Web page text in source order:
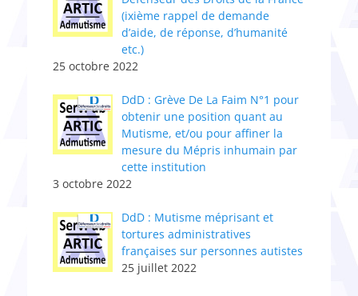
(ixième rappel de demande
d’aide, de réponse, d’humanité
etc.)
25 octobre 2022
DdD : Grève De La Faim N°1 pour
obtenir une position quant au
Mutisme, et/ou pour affiner la
mesure du Mépris inhumain par
cette institution
3 octobre 2022
DdD : Mutisme méprisant et
tortures administratives
françaises sur personnes autistes
25 juillet 2022